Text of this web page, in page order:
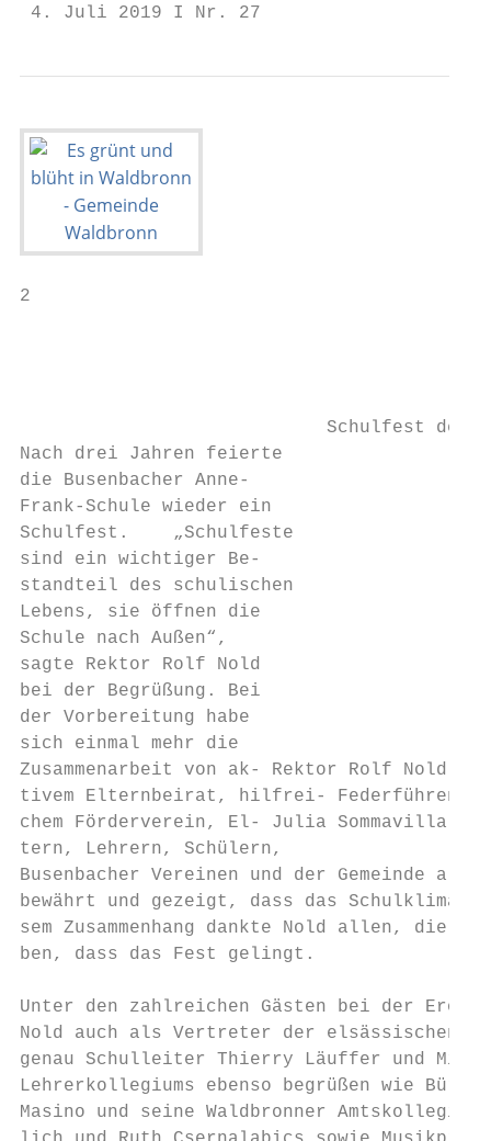
4. Juli 2019 I Nr. 27
2
Schulfest der
Nach drei Jahren feierte
die Busenbacher Anne-
Frank-Schule wieder ein
Schulfest.    „Schulfeste
sind ein wichtiger Be-
standteil des schulischen
Lebens, sie öffnen die
Schule nach Außen“,
sagte Rektor Rolf Nold
bei der Begrüßung. Bei
der Vorbereitung habe
sich einmal mehr die
Zusammenarbeit von ak- Rektor Rolf
tivem Elternbeirat, hilfrei- Federführend
chem Förderverein, El- Julia Sommavilla
tern, Lehrern, Schülern,
Busenbacher Vereinen und der
bewährt und gezeigt, dass das Schulklima
sem Zusammenhang dankte Nold allen, die
ben, dass das Fest gelingt.
Unter den zahlreichen Gästen bei der
Nold auch als Vertreter der elsässischen
genau Schulleiter Thierry Läuffer und
Lehrerkollegiums ebenso begrüßen wie
Masino und seine Waldbronner